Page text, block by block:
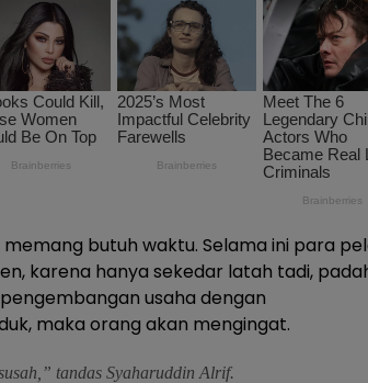
butuh waktu. Selama ini para
karena hanya sekedar latah tadi,
usaha dengan
maka orang akan mengingat.
tandas Syaharuddin Alrif.